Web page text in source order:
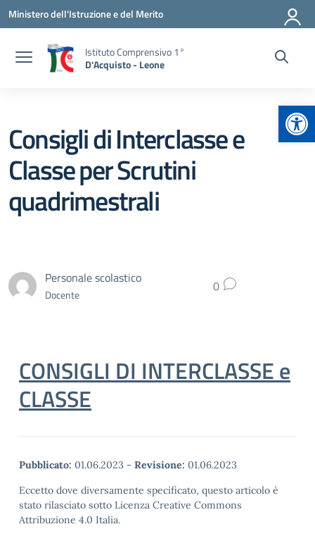
Vai ai contenuti
Vai al menu di navigazione
Vai al footer
Ministero dell'Istruzione e del Merito
Istituto Comprensivo 1°
D'Acquisto - Leone
Consigli di Interclasse e
Classe per Scrutini
quadrimestrali
Personale scolastico
Docente 0
CONSIGLI DI INTERCLASSE e
CLASSE
Pubblicato: 01.06.2023 - Revisione: 01.06.2023
Eccetto dove diversamente specificato, questo articolo è
stato rilasciato sotto Licenza Creative Commons
Attribuzione 4.0 Italia.